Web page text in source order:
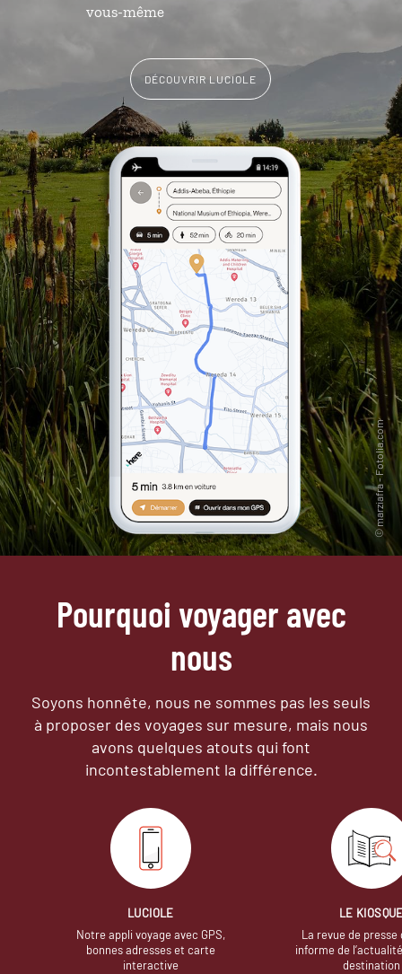
vous-même
DÉCOUVRIR LUCIOLE
Pourquoi voyager avec
nous
Soyons honnête, nous ne sommes pas les seuls
à proposer des voyages sur mesure, mais nous
avons quelques atouts qui font
incontestablement la différence.
LUCIOLE
Notre appli voyage avec GPS,
bonnes adresses et carte
interactive
LE
La revue de presse
informe de
destination